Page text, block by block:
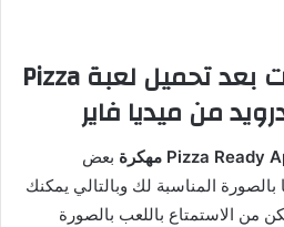
نظرة على الإعدادات بعد تحميل لعبة Pizza
بعض
المناسبة لك وبالتالي يمكنك
من الاستمتاع باللعب بالصورة